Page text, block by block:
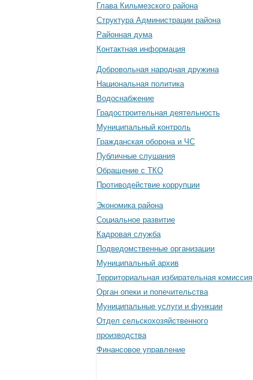
Глава Кильмезского района
Структура Администрации района
Районная дума
Контактная информация
Добровольная народная дружина
Национальная политика
Водоснабжение
Градостроительная деятельность
Муниципальный контроль
Гражданская оборона и ЧС
Публичные слушания
Обращение с ТКО
Противодействие коррупции
Экономика района
Социальное развитие
Кадровая служба
Подведомственные организации
Муниципальный архив
Территориальная избирательная комиссия
Орган опеки и попечительства
Муниципальные услуги и функции
Отдел сельскохозяйственного
производства
Финансовое управление